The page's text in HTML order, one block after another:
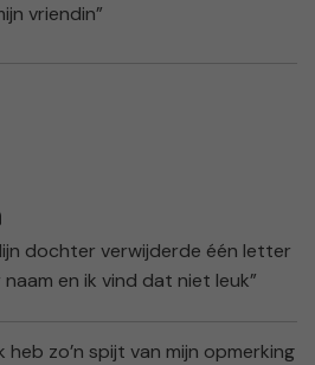
vriendin”
dochter verwijderde één letter
en ik vind dat niet leuk”
heb zo’n spijt van mijn opmerking